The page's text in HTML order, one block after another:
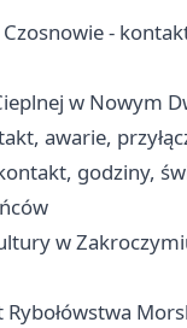
-
w Nowym
awarie,
godziny,
w